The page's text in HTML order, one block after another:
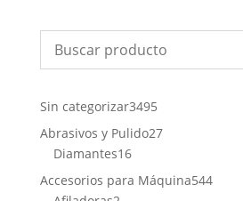
Sin categorizar34953495
productos
Abrasivos y Pulido2727
Diamantes1616
productos
Accesorios para Máquina544544